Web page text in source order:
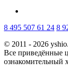
8 495 507 61 24 8
© 2011 - 2026
Все приведённые
ознакомительный